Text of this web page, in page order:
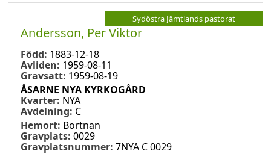
Sydöstra Jämtlands pastorat
Andersson, Per Viktor
Född: 1883-12-18
Avliden: 1959-08-11
Gravsatt: 1959-08-19
ÅSARNE NYA KYRKOGÅRD
Kvarter: NYA
Avdelning: C
Hemort: Börtnan
Gravplats: 0029
Gravplatsnummer: 7NYA C 0029